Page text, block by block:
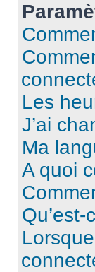
Les
J’ai
Ma
A quoi